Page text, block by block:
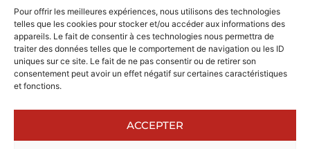
Pour offrir les meilleures expériences, nous utilisons des technologies
telles que les cookies pour stocker et/ou accéder aux informations des
appareils. Le fait de consentir à ces technologies nous permettra de
traiter des données telles que le comportement de navigation ou les ID
uniques sur ce site. Le fait de ne pas consentir ou de retirer son
consentement peut avoir un effet négatif sur certaines caractéristiques
et fonctions.
ACCEPTER
04 75 90 14 82
RÉSEAUX SOCIAUX
Suivez-nous !